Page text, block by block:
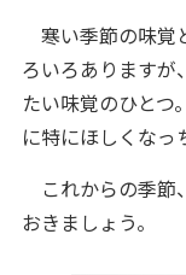
寒い季節の味覚
ろいろありますが
たい味覚のひとつ
に特にほしくなっ
これからの季節
おきましょう。